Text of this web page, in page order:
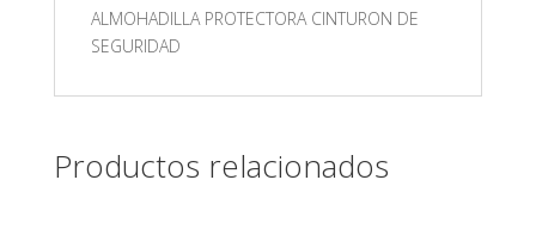
ALMOHADILLA PROTECTORA CINTURON DE
SEGURIDAD
Productos relacionados